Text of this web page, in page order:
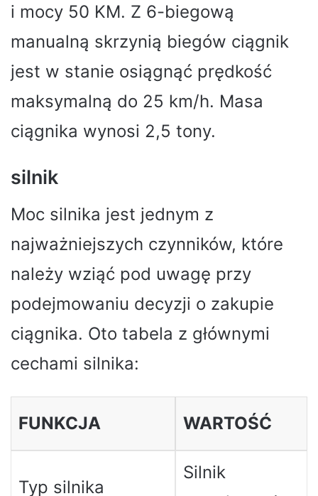
i mocy 50 KM. Z 6-biegową
manualną skrzynią biegów ciągnik
jest w stanie osiągnąć prędkość
maksymalną do 25 km/h. Masa
ciągnika wynosi 2,5 tony.
silnik
Moc silnika jest jednym z
najważniejszych czynników, które
należy wziąć pod uwagę przy
podejmowaniu decyzji o zakupie
ciągnika. Oto tabela z głównymi
cechami silnika:
FUNKCJA WARTOŚĆ
Typ silnika
Silnik